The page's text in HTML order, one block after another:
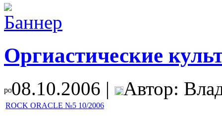
Оргиастические
08.10.2006 | Автор:
ROCK ORACLE №5 10/2006